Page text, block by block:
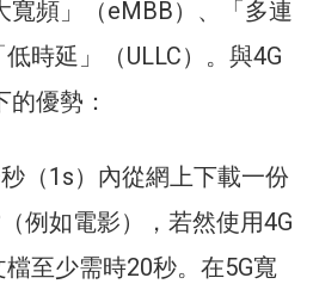
寬頻」（eMBB）、「多連
時延」（ULLC）。與4G
優勢：
（1s）內從網上下載一份
例如電影），若然使用4G
至少需時20秒。在5G寬